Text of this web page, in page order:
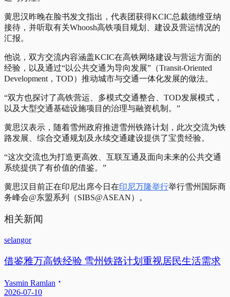
黄思汉昨晚在脸书发文指出，代表团获得KCIC总裁德维亚纳
接待，并听取有关Whoosh高铁项目规划、建设及营运情况的
汇报。
他说，双方交流内容涵盖KCIC在高铁网络建设与营运方面的
经验，以及通过“以公共交通为导向发展”（Transit-Oriented
Development，TOD）推动城市与交通一体化发展的做法。
“双方也探讨了高铁营运、多模式交通整合、TOD发展模式，
以及大型交通基础设施项目的治理与融资机制。”
黄思汉表示，随着雪州政府推进雪州铁路计划，此次交流为铁
路发展、综合交通规划及永续交通建设提供了宝贵经验。
“这次交流也为打造更高效、互联互通及面向未来的公共交通
系统提供了有价值的借鉴。”
黄思汉目前正在印尼出席今日 在印尼万隆举行举行雪州国际商
务峰会@东盟系列（SIBS@ASEAN）
。
相关新闻
selangor
借鉴雅万高铁经验 雪州铁路计划重视居民生活需求
Yasmin Ramlan
2026-07-10